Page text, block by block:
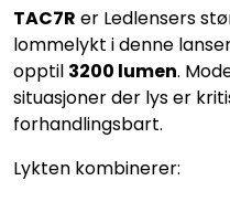
TAC7R er Ledlensers
lommelykt i denne
opptil 3200 lumen.
situasjoner der lys er
forhandlingsbart.
Lykten kombinerer: